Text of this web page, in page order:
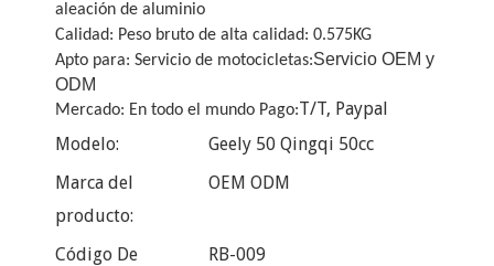
aleación de aluminio
Calidad: Peso bruto de alta calidad: 0.575KG
Apto para: Servicio de motocicletas:Servicio OEM y
ODM
Mercado: En todo el mundo Pago:T/T, Paypal
Modelo:
Geely 50 Qingqi 50cc
Marca del
producto:
OEM ODM
Código De
RB-009